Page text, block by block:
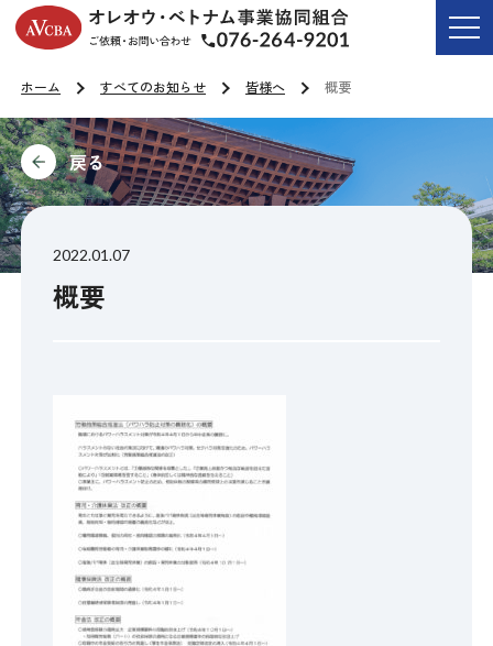
オレオウ・ベトナ
ご依頼・お問い
ホーム すべてのお知らせ 皆様へ 概要
2022.01.07
概要